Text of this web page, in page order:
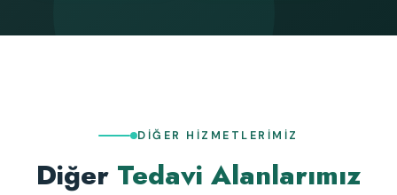
DIĞER HIZMETLERIMIZ
Diğer Tedavi Alanlarımız